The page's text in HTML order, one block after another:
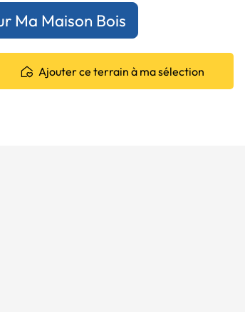
Ma Maison Bois
Ajouter ce terrain à ma sélection